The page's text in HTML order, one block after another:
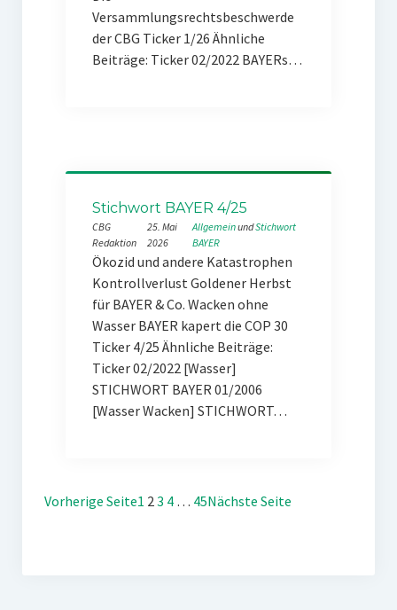
Versammlungsrechtsbeschwerde
der CBG Ticker 1/26 Ähnliche
Beiträge: Ticker 02/2022 BAYERs…
Stichwort BAYER 4/25
CBG
Redaktion
25. Mai
2026
Allgemein und Stichwort
BAYER
Ökozid und andere Katastrophen
Kontrollverlust Goldener Herbst
für BAYER & Co. Wacken ohne
Wasser BAYER kapert die COP 30
Ticker 4/25 Ähnliche Beiträge:
Ticker 02/2022 [Wasser]
STICHWORT BAYER 01/2006
[Wasser Wacken] STICHWORT…
Vorherige Seite1 2 3 4 … 45Nächste Seite